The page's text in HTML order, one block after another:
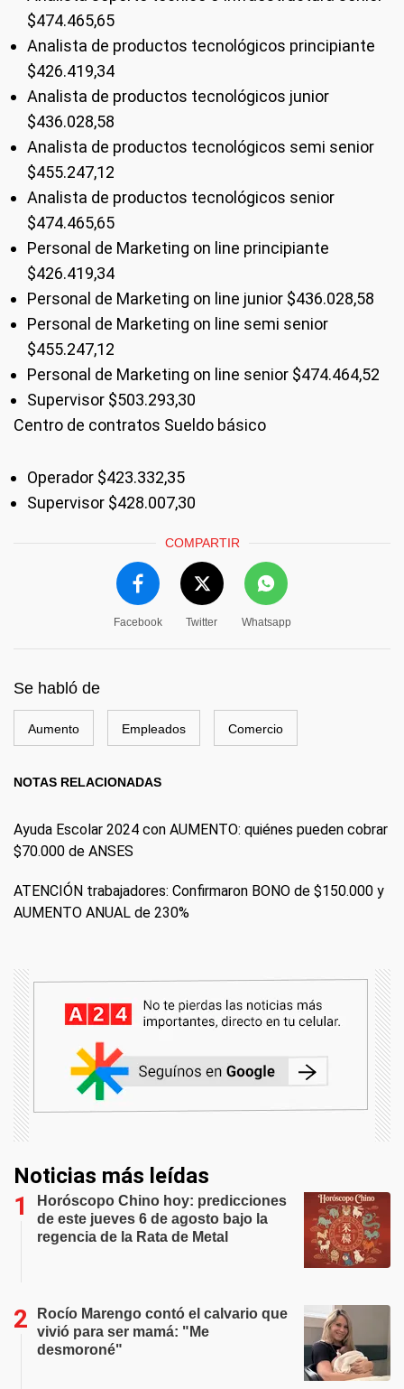
$474.465,65
Analista de productos tecnológicos principiante
$426.419,34
Analista de productos tecnológicos junior
$436.028,58
Analista de productos tecnológicos semi senior
$455.247,12
Analista de productos tecnológicos senior
$474.465,65
Personal de Marketing on line principiante
$426.419,34
Personal de Marketing on line junior $436.028,58
Personal de Marketing on line semi senior
$455.247,12
Personal de Marketing on line senior $474.464,52
Supervisor $503.293,30
Centro de contratos Sueldo básico
Operador $423.332,35
Supervisor $428.007,30
COMPARTIR
Facebook Twitter Whatsapp
Se habló de
Aumento Empleados Comercio
NOTAS RELACIONADAS
Ayuda Escolar 2024 con AUMENTO: quiénes pueden cobrar
$70.000 de ANSES
ATENCIÓN trabajadores: Confirmaron BONO de $150.000 y
AUMENTO ANUAL de 230%
Noticias más leídas
Horóscopo Chino hoy: predicciones
de este jueves 6 de agosto bajo la
regencia de la Rata de Metal
Rocío Marengo contó el calvario que
vivió para ser mamá: "Me
desmoroné"